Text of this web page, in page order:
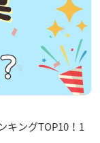
キングTOP10！1